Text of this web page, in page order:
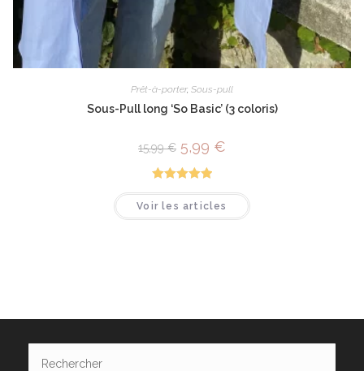
Prêt-à-porter, Sous-pull
Sous-Pull long ‘So Basic’ (3 coloris)
15,99€ 5,99 €
Note5.00
sur 5
Voir les articles